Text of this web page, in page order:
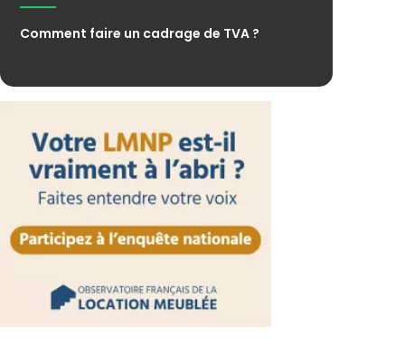
Comment faire un cadrage de TVA ?